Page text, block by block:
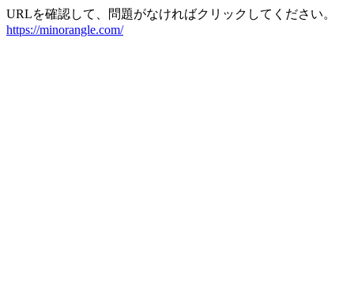
URLを確認して、問題がなければクリックしてください。
https://minorangle.com/